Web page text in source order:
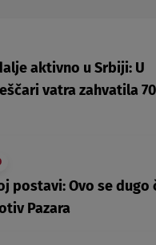
aktivno u Srbiji: U
vatra zahvatila
postavi: Ovo se dugo
Pazara